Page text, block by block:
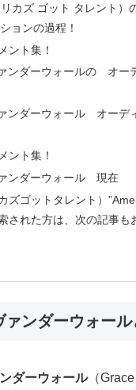
カズ ゴット タレント）
ョンの過程！
ント集！
ンダーウォールの オー
ンダーウォール オー
ント集！
ンダーウォール 現在
ズゴットタレント）
された方は、次の記事も
ンダーウォール
ダーウォール（Grace